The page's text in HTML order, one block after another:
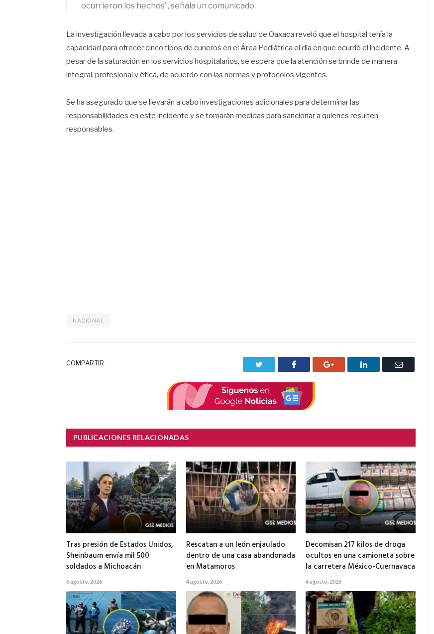
ocurrieron los hechos”, señala un comunicado.
La investigación llevada a cabo por los servicios de salud de Oaxaca reveló que el hospital tenía la
capacidad para ofrecer cinco tipos de cuneros en el Área Pediátrica el día en que ocurrió el incidente. A
pesar de la saturación en los servicios hospitalarios, se espera que la atención se brinde de manera
integral, profesional y ética, de acuerdo con las normas y protocolos vigentes.
Se ha asegurado que se llevarán a cabo investigaciones adicionales para determinar las
responsabilidades en este incidente y se tomarán medidas para sancionar a quienes resulten
responsables.
NACIONAL
COMPARTIR. Facebook Google+ LinkedIn
Correo
PUBLICACIONES RELACIONADAS
Tras presión de Estados Unidos,
Sheinbaum envía mil 500
soldados a Michoacán
6 agosto, 2026
Rescatan a un león enjaulado
dentro de una casa abandonada
en Matamoros
4 agosto, 2026
Decomisan 217 kilos de droga
ocultos en una camioneta sobre
la carretera México-Cuernavaca
4 agosto, 2026